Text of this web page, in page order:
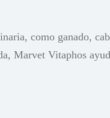
como ganado,
Marvet Vitaphos